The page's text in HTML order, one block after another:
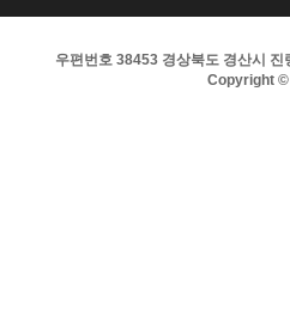
우편번호 38453 경상북도 경산시
Copyright ©